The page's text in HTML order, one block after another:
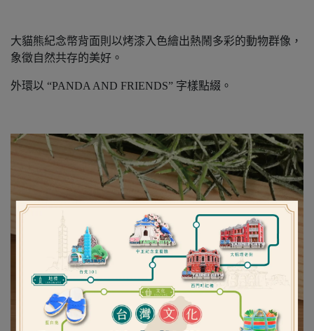
大貓熊紀念幣背面則以烤漆入色繪出熱鬧多彩的動物群像，
象徵自然共存的美好。
外環以 “PANDA AND FRIENDS” 字樣點綴。